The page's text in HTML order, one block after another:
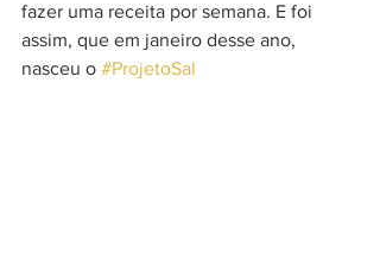
fazer uma receita por semana. E foi
assim, que em janeiro desse ano,
nasceu o #ProjetoSal